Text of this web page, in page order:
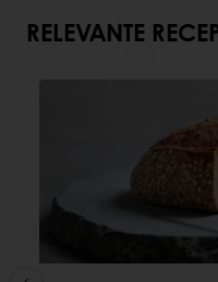
RELEVANTE